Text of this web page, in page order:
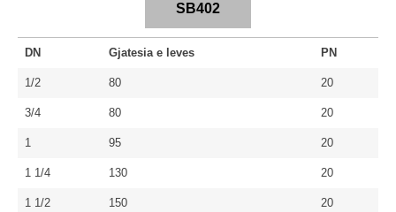
SB402
DN Gjatesia e leves PN
1/2 80 20
3/4 80 20
1 95 20
1 1/4 130 20
1 1/2 150 20